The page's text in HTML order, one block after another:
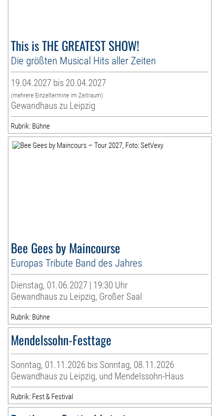
This is THE GREATEST SHOW!
Die größten Musical Hits aller Zeiten
19.04.2027 bis 20.04.2027
(mehrere Einzeltermine im Zeitraum)
Gewandhaus zu Leipzig
Rubrik: Bühne
Bee Gees by Maincourse
Europas Tribute Band des Jahres
Dienstag, 01.06.2027 | 19:30 Uhr
Gewandhaus zu Leipzig, Großer Saal
Rubrik: Bühne
Mendelssohn-Festtage
Sonntag, 01.11.2026 bis Sonntag, 08.11.2026
Gewandhaus zu Leipzig, und Mendelssohn-Haus
Rubrik: Fest & Festival